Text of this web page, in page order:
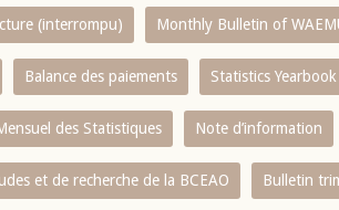
(interrompu) Monthly Bulletin of
Balance des paiements Statistics Yearbook
des Statistiques Note d’information
et de recherche de la BCEAO Bulletin